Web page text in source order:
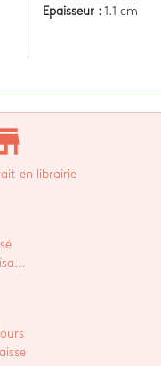
Epaisseur :1.1 cm
en librairie